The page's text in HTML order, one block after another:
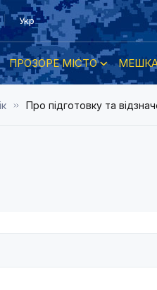
Укр
ПРОЗОРЕ МІСТО
Про підготовку та